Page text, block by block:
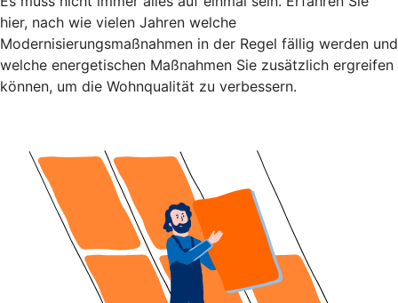
hier, nach wie vielen Jahren welche
Modernisierungsmaßnahmen in der Regel fällig werden und
welche energetischen Maßnahmen Sie zusätzlich ergreifen
können, um die Wohnqualität zu verbessern.